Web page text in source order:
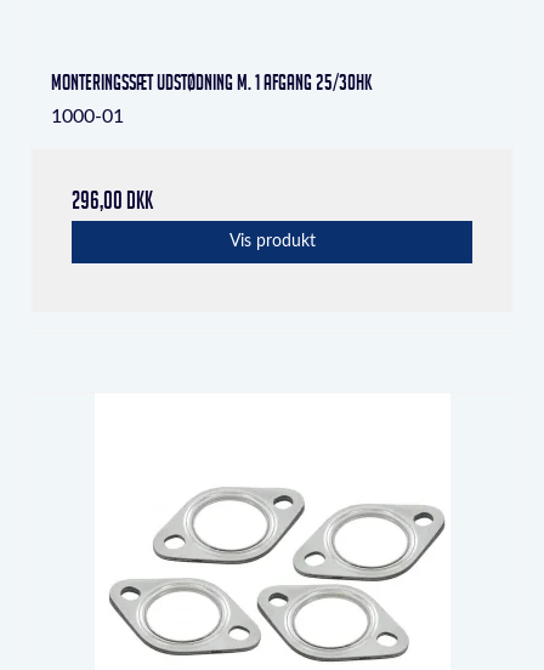
Monteringssæt udstødning m. 1 afgang 25/30HK
1000-01
296,00 DKK
Vis produkt